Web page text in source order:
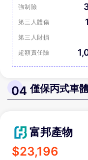
強制險
第三人體傷
第三人財損
超額責任險
04 僅保丙式車
富邦產物
$23,196